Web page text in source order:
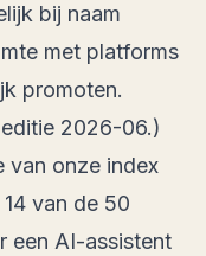
bij naam
met platforms
promoten.
2026-06.)
van onze index
van de 50
een AI-assistent